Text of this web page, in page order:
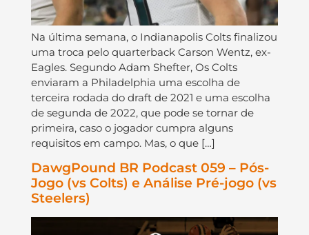
Na última semana, o Indianapolis Colts finalizou
uma troca pelo quarterback Carson Wentz, ex-
Eagles. Segundo Adam Shefter, Os Colts
enviaram a Philadelphia uma escolha de
terceira rodada do draft de 2021 e uma escolha
de segunda de 2022, que pode se tornar de
primeira, caso o jogador cumpra alguns
requisitos em campo. Mas, o que […]
DawgPound BR Podcast 059 – Pós-
Jogo (vs Colts) e Análise Pré-jogo (vs
Steelers)